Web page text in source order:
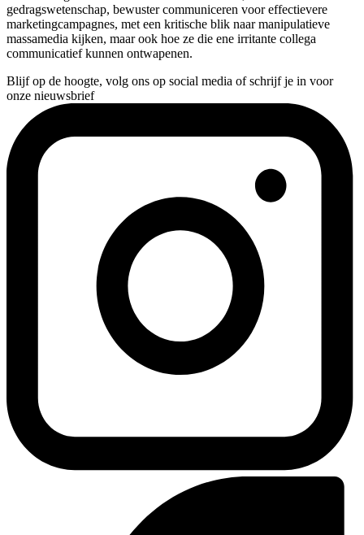
gedragswetenschap, bewuster communiceren voor effectievere
marketingcampagnes, met een kritische blik naar manipulatieve
massamedia kijken, maar ook hoe ze die ene irritante collega
communicatief kunnen ontwapenen.
Blijf op de hoogte, volg ons op social media of schrijf je in voor
onze nieuwsbrief